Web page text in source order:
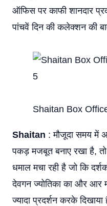
ऑफिस पर काफी शानदार
पांचवें दिन की कलेक्शन की
Shaitan Box
Shaitan : मौजूदा समय में
पकड़ मजबूत बनाए रखा है,
धमाल मचा रही है जो कि
देवगन ज्योतिका का और आर
ज्यादा प्रदर्शन करके